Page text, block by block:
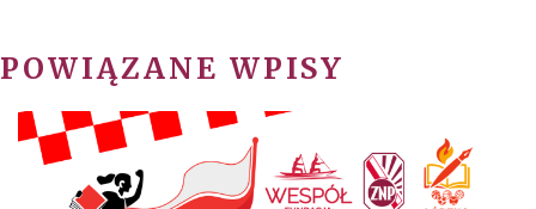
POWIĄZANE WPISY